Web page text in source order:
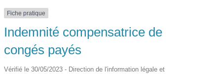
Fiche pratique
Indemnité compensatrice de
congés payés
Vérifié le 30/05/2023 - Direction de l'information légale et